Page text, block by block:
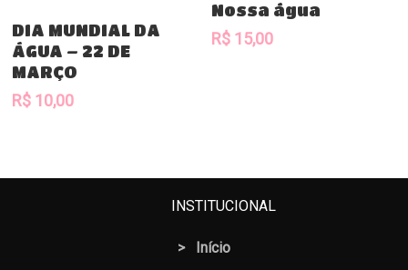
Comprar
DIA MUNDIAL DA
ÁGUA – 22 DE
MARÇO
R$ 10,00
Nossa água
R$15,00
INSTITUCIONAL
> Início